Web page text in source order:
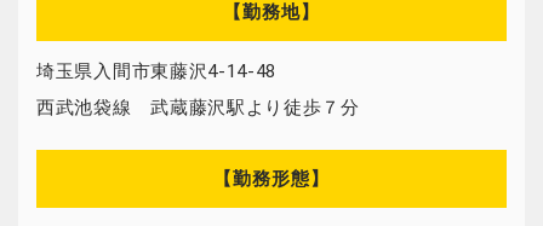
【勤務地】
埼玉県入間市東藤沢4-14-48
西武池袋線 武蔵藤沢駅より徒歩７分
【勤務形態】